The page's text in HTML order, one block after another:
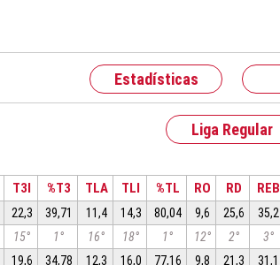
Estadísticas
Liga Regular
T3I %T3 TLA TLI %TL RO RD REB
22,3 39,71 11,4 14,3 80,04 9,6 25,6 35,2
15° 1° 16° 18° 1° 12° 2° 3°
19,6 34,78 12,3 16,0 77,16 9,8 21,3 31,1